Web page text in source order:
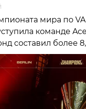
мира по
команде
составил более